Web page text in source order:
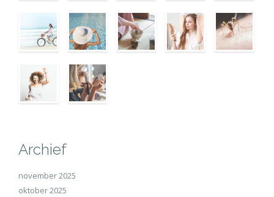
Archief
november 2025
oktober 2025